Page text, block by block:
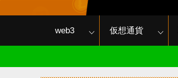
web3 仮想通貨